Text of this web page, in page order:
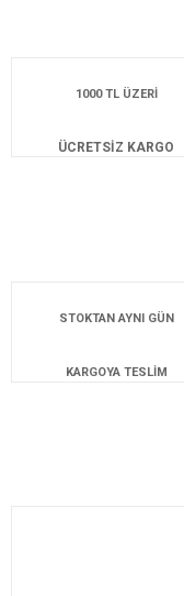
1000 TL ÜZERİ
ÜCRETSİZ KARGO
STOKTAN AYNI GÜN
KARGOYA TESLİM